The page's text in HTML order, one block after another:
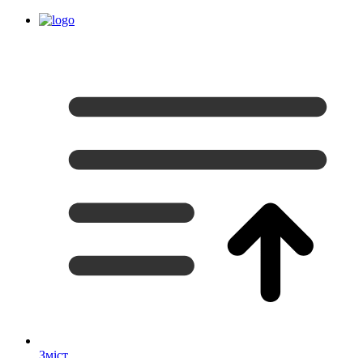
Зміст